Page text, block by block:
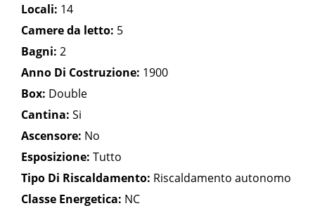
Locali: 14
Camere da letto: 5
Bagni: 2
Anno Di Costruzione: 1900
Box: Double
Cantina: Si
Ascensore: No
Esposizione: Tutto
Tipo Di Riscaldamento: Riscaldamento autonomo
Classe Energetica: NC